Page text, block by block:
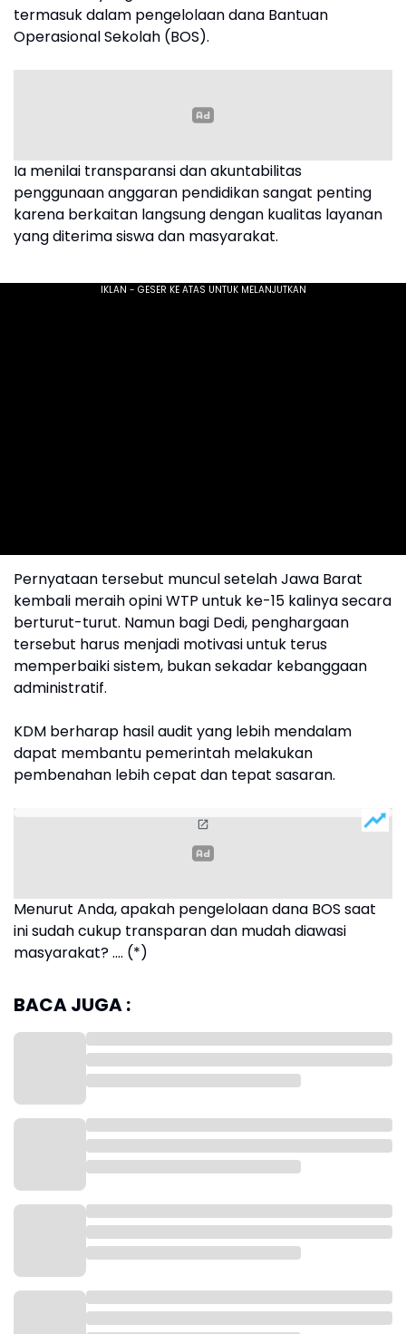
termasuk dalam pengelolaan dana Bantuan
Operasional Sekolah (BOS).
Ia menilai transparansi dan akuntabilitas
penggunaan anggaran pendidikan sangat penting
karena berkaitan langsung dengan kualitas layanan
yang diterima siswa dan masyarakat.
Pernyataan tersebut muncul setelah Jawa Barat
kembali meraih opini WTP untuk ke-15 kalinya secara
berturut-turut. Namun bagi Dedi, penghargaan
tersebut harus menjadi motivasi untuk terus
memperbaiki sistem, bukan sekadar kebanggaan
administratif.
KDM berharap hasil audit yang lebih mendalam
dapat membantu pemerintah melakukan
pembenahan lebih cepat dan tepat sasaran.
Menurut Anda, apakah pengelolaan dana BOS saat
ini sudah cukup transparan dan mudah diawasi
masyarakat? .... (*)
BACA JUGA :